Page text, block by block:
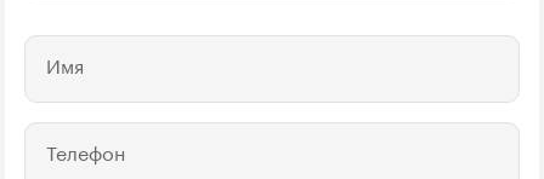
Имя
Телефон